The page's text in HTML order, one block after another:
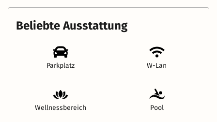
Beliebte Ausstattung
Parkplatz W-Lan
Wellnessbereich Pool